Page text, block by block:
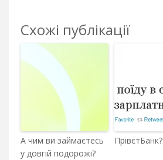
Схожі публікації
А чим ви займаєтесь
у довгій подорожі?
ПрівєтБанк?